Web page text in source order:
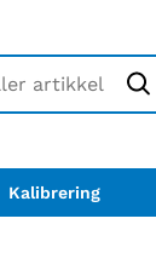
Kalibrering